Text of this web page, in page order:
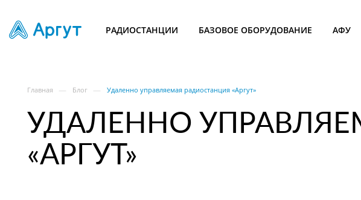
РАДИОСТАНЦИИ БАЗОВОЕ ОБОРУДОВАНИЕ АФУ
Главная — Блог — Удаленно управляемая радиостанция «Аргут»
УДАЛЕННО
«АРГУТ»